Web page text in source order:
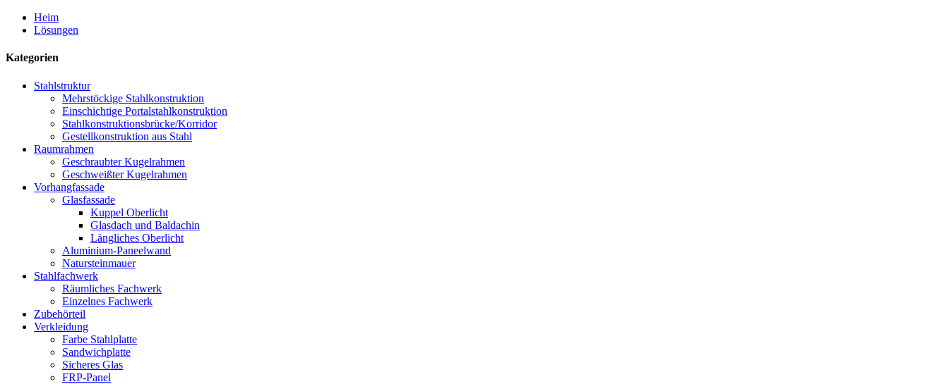
Heim
Lösungen
Kategorien
Stahlstruktur
Mehrstöckige Stahlkonstruktion
Einschichtige Portalstahlkonstruktion
Stahlkonstruktionsbrücke/Korridor
Gestellkonstruktion aus Stahl
Raumrahmen
Geschraubter Kugelrahmen
Geschweißter Kugelrahmen
Vorhangfassade
Glasfassade
Kuppel Oberlicht
Glasdach und Baldachin
Längliches Oberlicht
Aluminium-Paneelwand
Natursteinmauer
Stahlfachwerk
Räumliches Fachwerk
Einzelnes Fachwerk
Zubehörteil
Verkleidung
Farbe Stahlplatte
Sandwichplatte
Sicheres Glas
FRP-Panel